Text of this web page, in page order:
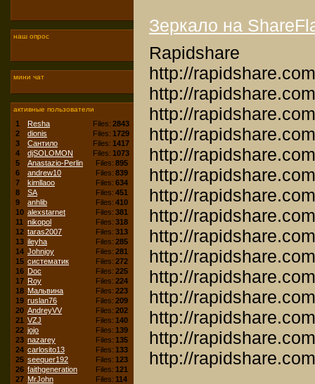
наш опрос
мини чат
активные пользователи
1 Resha Files: 2843
2
dionis Files: 1729
3
Сантило Files: 1417
4
djSOLOMON Files: 1073
5
Anastazio-Perlin Files: 895
6
andrew10 Files: 839
7
kimllaoo Files: 634
8
SA Files: 451
9
anhlib Files: 410
10 alexstarnet Files: 381
11
nikopol Files: 318
12 taras2007 Files: 313
13 ileyha Files: 285
14 Johnjoy Files: 281
15 систематик Files: 272
16 Doc Files: 225
17 Roy Files: 224
18 Мальвина Files: 223
19 ruslan76 Files: 209
20 AndreyVV Files: 202
21 VZJ Files: 140
22 jojo Files: 139
23 nazarey Files: 135
24 carlosito13 Files: 133
25 seequer192 Files: 123
26 faithgeneration Files: 121
27 MrJohn Files: 114
Зеркало на
Rapidshare
http://
http://
http://
http://
http://
http://
http://
http://
http://
http://
http://
http://
http://
http://
http://